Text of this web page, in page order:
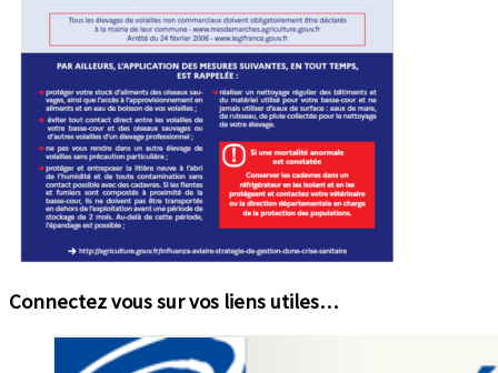
Connectez vous sur vos liens utiles…